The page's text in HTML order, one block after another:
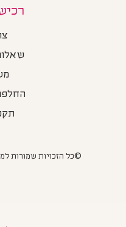
©כל הזכויות שמורות